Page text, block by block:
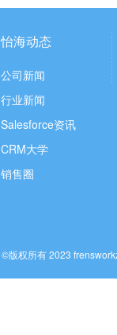
怡海动态
公司新闻
行业新闻
Salesforce资讯
CRM大学
销售圈
©版权所有 2023